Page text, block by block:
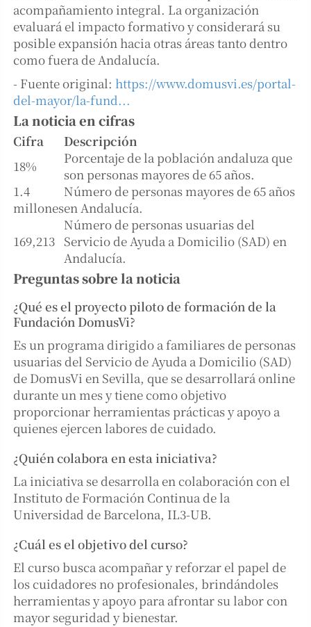
acompañamiento integral. La organización
evaluará el impacto formativo y considerará su
posible expansión hacia otras áreas tanto dentro
como fuera de Andalucía.
- Fuente original: https://www.domusvi.es/portal-
del-mayor/la-fund...
La noticia en cifras
Cifra
Descripción
18%
Porcentaje de la población andaluza que
son personas mayores de 65 años.
1.4
millones
Número de personas mayores de 65 años
en Andalucía.
169,213
Número de personas usuarias del
Servicio de Ayuda a Domicilio (SAD) en
Andalucía.
Preguntas sobre la noticia
¿Qué es el proyecto piloto de formación de la
Fundación DomusVi?
Es un programa dirigido a familiares de personas
usuarias del Servicio de Ayuda a Domicilio (SAD)
de DomusVi en Sevilla, que se desarrollará online
durante un mes y tiene como objetivo
proporcionar herramientas prácticas y apoyo a
quienes ejercen labores de cuidado.
¿Quién colabora en esta iniciativa?
La iniciativa se desarrolla en colaboración con el
Instituto de Formación Continua de la
Universidad de Barcelona, IL3-UB.
¿Cuál es el objetivo del curso?
El curso busca acompañar y reforzar el papel de
los cuidadores no profesionales, brindándoles
herramientas y apoyo para afrontar su labor con
mayor seguridad y bienestar.